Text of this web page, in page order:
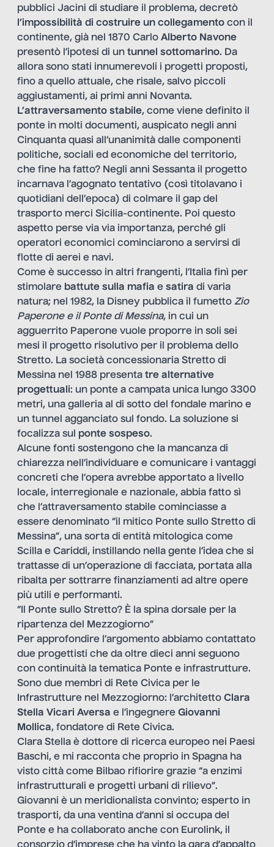
pubblici Jacini di studiare il problema, decretò
l’impossibilità di costruire un collegamento con il
continente, già nel 1870 Carlo Alberto Navone
presentò l’ipotesi di un tunnel sottomarino. Da
allora sono stati innumerevoli i progetti proposti,
fino a quello attuale, che risale, salvo piccoli
aggiustamenti, ai primi anni Novanta.
L’attraversamento stabile, come viene definito il
ponte in molti documenti, auspicato negli anni
Cinquanta quasi all’unanimità dalle componenti
politiche, sociali ed economiche del territorio,
che fine ha fatto? Negli anni Sessanta il progetto
incarnava l’agognato tentativo (così titolavano i
quotidiani dell’epoca) di colmare il gap del
trasporto merci Sicilia-continente. Poi questo
aspetto perse via via importanza, perché gli
operatori economici cominciarono a servirsi di
flotte di aerei e navi.
Come è successo in altri frangenti, l’Italia finì per
stimolare battute sulla mafia e satira di varia
natura; nel 1982, la Disney pubblica il fumetto Zio
Paperone e il Ponte di Messina, in cui un
agguerrito Paperone vuole proporre in soli sei
mesi il progetto risolutivo per il problema dello
Stretto. La società concessionaria Stretto di
Messina nel 1988 presenta tre alternative
progettuali: un ponte a campata unica lungo 3300
metri, una galleria al di sotto del fondale marino e
un tunnel agganciato sul fondo. La soluzione si
focalizza sul ponte sospeso.
Alcune fonti sostengono che la mancanza di
chiarezza nell’individuare e comunicare i vantaggi
concreti che l’opera avrebbe apportato a livello
locale, interregionale e nazionale, abbia fatto sì
che l’attraversamento stabile cominciasse a
essere denominato “il mitico Ponte sullo Stretto di
Messina”, una sorta di entità mitologica come
Scilla e Cariddi, instillando nella gente l’idea che si
trattasse di un’operazione di facciata, portata alla
ribalta per sottrarre finanziamenti ad altre opere
più utili e performanti.
“Il Ponte sullo Stretto? È la spina dorsale per la
ripartenza del Mezzogiorno”
Per approfondire l’argomento abbiamo contattato
due progettisti che da oltre dieci anni seguono
con continuità la tematica Ponte e infrastrutture.
Sono due membri di Rete Civica per le
Infrastrutture nel Mezzogiorno: l’architetto Clara
Stella Vicari Aversa e l’ingegnere Giovanni
Mollica, fondatore di Rete Civica.
Clara Stella è dottore di ricerca europeo nei Paesi
Baschi, e mi racconta che proprio in Spagna ha
visto città come Bilbao rifiorire grazie “a enzimi
infrastrutturali e progetti urbani di rilievo”.
Giovanni è un meridionalista convinto; esperto in
trasporti, da una ventina d’anni si occupa del
Ponte e ha collaborato anche con Eurolink, il